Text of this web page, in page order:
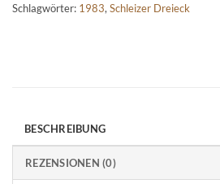
Schlagwörter: 1983, Schleizer Dreieck
BESCHREIBUNG
REZENSIONEN (0)